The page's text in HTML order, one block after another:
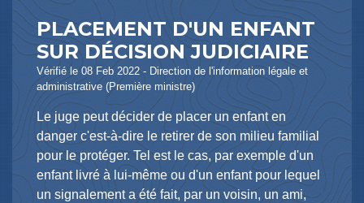
PLACEMENT D'UN ENFANT
SUR DÉCISION JUDICIAIRE
Vérifié le 08 Feb 2022 - Direction de l'information légale et
administrative (Première ministre)
Le juge peut décider de placer un enfant en
danger c'est-à-dire le retirer de son milieu familial
pour le protéger. Tel est le cas, par exemple d'un
enfant livré à lui-même ou d'un enfant pour lequel
un signalement a été fait, par un voisin, un ami,